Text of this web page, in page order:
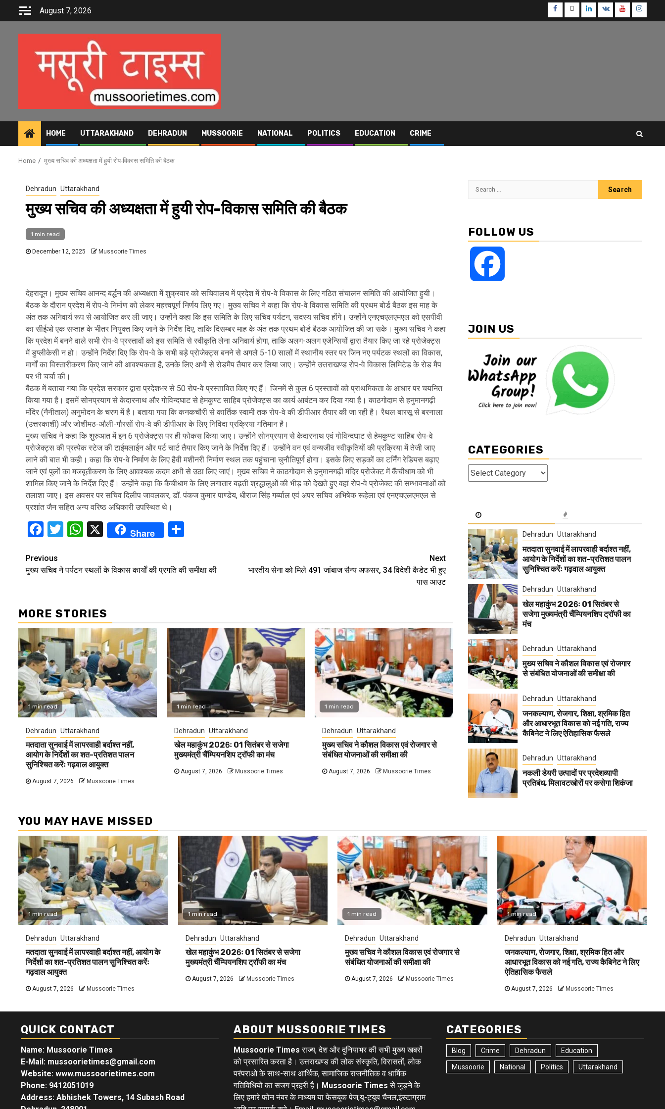
August 7, 2026 Facebook
TwitterLinkedin
VK Youtube
HOME UTTARAKHAND DEHRADUN MUSSOORIE NATIONAL POLITICS EDUCATION CRIME
Home मुख्य सचिव की अध्यक्षता में हुयी रोप-विकास समिति की बैठक
Dehradun Uttarakhand
मुख्य सचिव की अध्यक्षता में हुयी रोप-विकास समिति की बैठक
1 min read
December 12, 2025 Mussoorie Times
देहरादून। मुख्य सचिव आनन्द बर्द्धन की अध्यक्षता में शुक्रवार को सचिवालय में प्रदेश में रोप-वे विकास के लिए गठित संचालन समिति की आयोजित हुयी।
बैठक के दौरान प्रदेश में रोप-वे निर्माण को लेकर महत्त्वपूर्ण निर्णय लिए गए। मुख्य सचिव ने कहा कि रोप-वे विकास समिति की प्रथम बोर्ड बैठक इस माह के
अंत तक अनिवार्य रूप से आयोजित कर ली जाए। उन्होंने कहा कि इस समिति के लिए सचिव पर्यटन, सदस्य सचिव होंगे। उन्होंने एनएचएलएमएल को एसपीवी
का सीईओ एक सप्ताह के भीतर नियुक्त किए जाने के निर्देश दिए, ताकि दिसम्बर माह के अंत तक प्रथम बोर्ड बैठक आयोजित की जा सके। मुख्य सचिव ने कहा
कि प्रदेश में बनने वाले सभी रोप-वे प्रस्तावों को इस समिति से स्वीकृति लेना अनिवार्य होगा, ताकि अलग-अलग एजेन्सियों द्वारा तैयार किए जा रहे प्रोजेक्ट्स
में डुप्लीकेसी न हो। उन्होंने निर्देश दिए कि रोप-वे के सभी बड़े प्रोजेक्ट्स बनने से अगले 5-10 सालों में स्थानीय स्तर पर जिन नए पर्यटक स्थलों का विकास,
मार्गों का विस्तारीकरण किए जाने की आवश्यकता है, उनके लिए अभी से रोडमैप तैयार कर लिया जाए। उन्होंने उत्तराखण्ड रोप-वे विकास लिमिटेड के रोड मैप
पर भी चर्चा की।
बैठक में बताया गया कि प्रदेश सरकार द्वारा प्रदेशभर से 50 रोप-वे प्रस्तावित किए गए हैं। जिनमें से कुल 6 प्रस्तावों को प्राथमिकता के आधार पर चयनित
किया गया है। इसमें सोनप्रयाग से केदारनाथ और गोविन्दघाट से हेमकुण्ट साहिब प्रोजेक्ट्स का कार्य आबंटन कर दिया गया है। काठगोदाम से हनुमानगढ़ी
मंदिर (नैनीताल) अनुमोदन के चरण में है। बताया गया कि कनकचौरी से कार्तिक स्वामी तक रोप-वे की डीपीआर तैयार की जा रही है। रैथल बारसू से बरनाला
(उत्तरकाशी) और जोशीमठ-औली-गौरसों रोप-वे की डीपीआर के लिए निविदा प्रक्रिया गतिमान है।
मुख्य सचिव ने कहा कि शुरुआत में इन 6 प्रोजेक्ट्स पर ही फोकस किया जाए। उन्होंने सोनप्रयाग से केदारनाथ एवं गोविन्दघाट से हेमकुण्ट साहिब रोप-वे
प्रोजेक्ट्स की प्रत्येक स्टेज की टाईमलाईन और पर्ट चार्ट तैयार किए जाने के निर्देश दिए हैं। उन्होंने वन एवं वन्यजीव स्वीकृतियों की प्रक्रिया में तेजी जाए
लाने की बात भी कही। कहा कि रोप-वे निर्माण के लिए हैवी मशीनरी निर्माण स्थल तक पहुंचाना चुनौतिपूर्ण होगा। इसके लिए सड़कों का टर्निंग रेडियस बढ़ाए
जाने एवं पुलों का मजबूतीकरण के लिए आवश्यक कदम अभी से उठा लिए जाएं। मुख्य सचिव ने काठगोदाम से हनुमानगढ़ी मंदिर प्रोजेक्ट में कैंचीधाम को भी
शामिल किए जाने के निर्देश दिए हैं। उन्होंने कहा कि कैंचीधाम के लिए लगातार बढ़ती श्रद्धालुओं की भीड़ को देखते हुए वहां रोप-वे प्रोजेक्ट की सम्भावनाओं को
तलाशा जाए। इस अवसर पर सचिव दिलीप जावलकर, डॉ. पंकज कुमार पाण्डेय, धीराज सिंह गर्ब्याल एवं अपर सचिव अभिषेक रूहेला एवं एनएचएलएमएल से
प्रशांत जैन सहित अन्य वरिष्ठ अधिकारी उपस्थित थे।
Facebook
TwitterWhatsApp
X Share
Continue
Reading
Previous
मुख्य सचिव ने पर्यटन स्थलों के विकास कार्यों की प्रगति की समीक्षा की
Next
भारतीय सेना को मिले 491 जांबाज सैन्य अफसर, 34 विदेशी कैडेट भी हुए
पास आउट
MORE STORIES
1 min read
Dehradun Uttarakhand
मतदाता सुनवाई में लापरवाही बर्दाश्त नहीं,
आयोग के निर्देशों का शत-प्रतिशत पालन
सुनिश्चित करेंः गढ़वाल आयुक्त
August 7, 2026 Mussoorie Times
1 min read
Dehradun Uttarakhand
खेल महाकुंभ 2026ः 01 सितंबर से सजेगा
मुख्यमंत्री चैंम्पियनशिप ट्रॉफी का मंच
August 7, 2026 Mussoorie Times
1 min read
Dehradun Uttarakhand
मुख्य सचिव ने कौशल विकास एवं रोजगार से
संबंधित योजनाओं की समीक्षा की
August 7, 2026 Mussoorie Times
Search
FOLLOW US
JOIN US
CATEGORIES
Categories
Dehradun Uttarakhand
मतदाता सुनवाई में लापरवाही बर्दाश्त नहीं,
आयोग के निर्देशों का शत-प्रतिशत पालन
सुनिश्चित करेंः गढ़वाल आयुक्त
Dehradun Uttarakhand
खेल महाकुंभ 2026ः 01 सितंबर से
सजेगा मुख्यमंत्री चैंम्पियनशिप ट्रॉफी का
मंच
Dehradun Uttarakhand
मुख्य सचिव ने कौशल विकास एवं रोजगार
से संबंधित योजनाओं की समीक्षा की
Dehradun Uttarakhand
जनकल्याण, रोजगार, शिक्षा, श्रमिक हित
और आधारभूत विकास को नई गति, राज्य
कैबिनेट ने लिए ऐतिहासिक फैसले
Dehradun Uttarakhand
नकली डेयरी उत्पादों पर प्रदेशव्यापी
प्रतिबंध, मिलावटखोरों पर कसेगा शिकंजा
YOU MAY HAVE MISSED
1 min read
Dehradun Uttarakhand
मतदाता सुनवाई में लापरवाही बर्दाश्त नहीं, आयोग के
निर्देशों का शत-प्रतिशत पालन सुनिश्चित करेंः
गढ़वाल आयुक्त
August 7, 2026 Mussoorie Times
1 min read
Dehradun Uttarakhand
खेल महाकुंभ 2026ः 01 सितंबर से सजेगा
मुख्यमंत्री चैंम्पियनशिप ट्रॉफी का मंच
August 7, 2026 Mussoorie Times
1 min read
Dehradun Uttarakhand
मुख्य सचिव ने कौशल विकास एवं रोजगार से
संबंधित योजनाओं की समीक्षा की
August 7, 2026 Mussoorie Times
1 min read
Dehradun Uttarakhand
जनकल्याण, रोजगार, शिक्षा, श्रमिक हित और
आधारभूत विकास को नई गति, राज्य कैबिनेट ने लिए
ऐतिहासिक फैसले
August 7, 2026 Mussoorie Times
QUICK CONTACT
Name: Mussoorie Times
E-Mail: mussoorietimes@gmail.com
Website: www.mussoorietimes.com
Phone: 9412051019
Address: Abhishek Towers, 14 Subash Road
ABOUT MUSSOORIE TIMES
Mussoorie Times राज्य, देश और दुनियाभर की सभी मुख्य खबरों
को प्रसारित करता है। उत्तराखण्ड की लोक संस्कृति, विरासतों, लोक
परंपराओ के साथ-साथ आर्थिक, सामाजिक राजनीतिक व धार्मिक
गतिविधियों का सजग प्रहरी है। Mussoorie Times से जुड़ने के
लिए हमारे फोन नंबर के माध्यम या फेसबुक पेज,यू-ट्यूब चैनल,इंस्टाग्राम
CATEGORIES
Blog Crime Dehradun Education
Mussoorie National Politics Uttarakhand